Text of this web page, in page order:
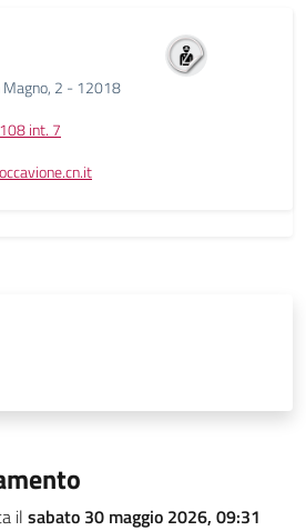
Magno, 2 - 12018
int. 7
il sabato 30 maggio 2026, 09:31